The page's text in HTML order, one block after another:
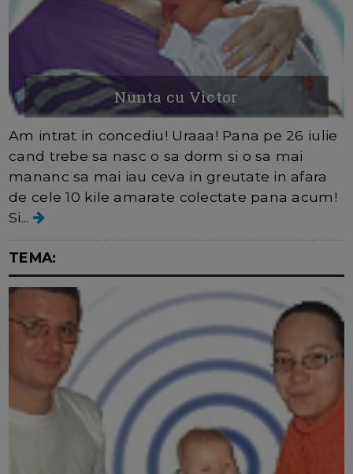
Nunta cu Victor
Am intrat in concediu! Uraaa! Pana pe 26 iulie
cand trebe sa nasc o sa dorm si o sa mai
mananc sa mai iau ceva in greutate in afara
de cele 10 kile amarate colectate pana acum!
Si...
TEMA: